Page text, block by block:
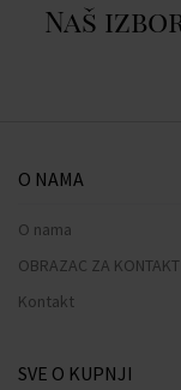
Naš
O NAMA
O nama
OBRAZAC ZA KONTAKT
Kontakt
SVE O KUPNJI